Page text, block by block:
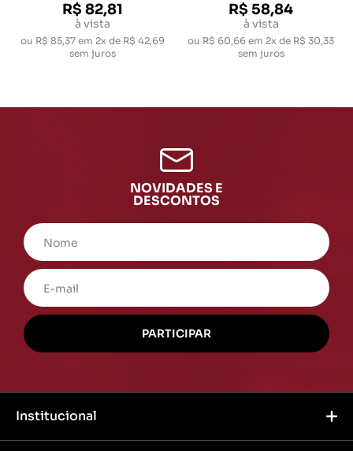
R$ 82,81
à vista
ou R$ 85,37em 2x de R$ 42,69
sem juros
R$ 58,84
à vista
ou R$ 60,66 em 2x de R$ 30,33
sem juros
NOVIDADES E
DESCONTOS
Institucional